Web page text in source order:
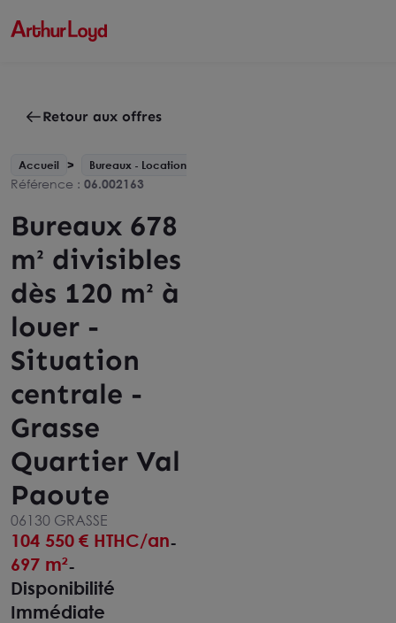
Retour aux offres
Accueil Bureaux - Location
Référence : 06.002163
Bureaux 678
m² divisibles
dès 120 m² à
louer -
Situation
centrale -
Grasse
Quartier Val
Paoute
06130 GRASSE
104 550 € HTHC/an-
697 m²-
Disponibilité
Immédiate